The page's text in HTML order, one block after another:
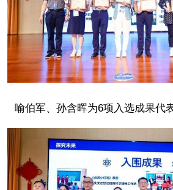
喻伯军、孙含晖为6项入选成果代